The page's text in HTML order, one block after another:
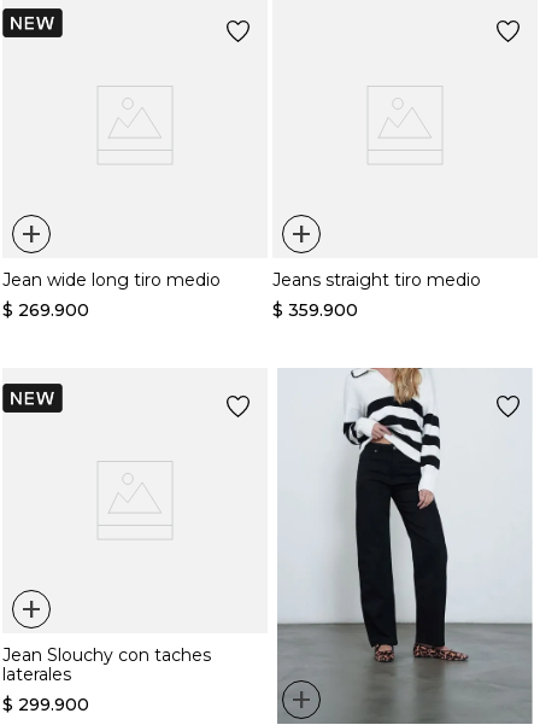
+
Jean wide long tiro medio
$ 269.900
+
Jeans straight tiro medio
$ 359.900
+
Jean Slouchy con taches
laterales
$ 299.900 +